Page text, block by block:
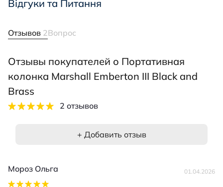
Відгуки та Питання
Отзывов 2Вопрос
Отзывы покупателей о Портативная
колонка Marshall Emberton III Black and
Brass
2 отзывов
+ Добавить отзыв
Мороз Ольга 01.04.2026